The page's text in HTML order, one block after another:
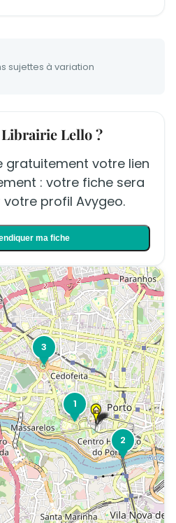
sujettes à variation
Lello ?
gratuitement votre lien
: votre fiche sera
profil Avygeo.
ma fiche
1
2
3